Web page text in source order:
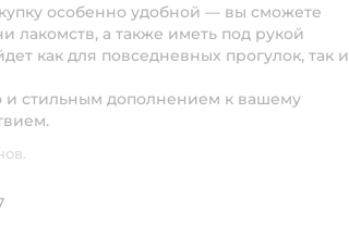
особенно удобной — вы сможете
лакомств, а также иметь под рукой
как для повседневных прогулок, так и
и стильным дополнением к вашему